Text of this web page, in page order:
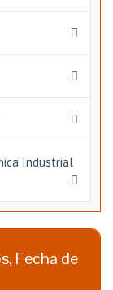
Industrial
Fecha de